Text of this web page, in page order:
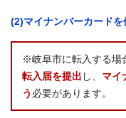
(2)マイナンバーカードを
※岐阜市に転入する場
転入届を提出 し、 マイ
う 必要があります。